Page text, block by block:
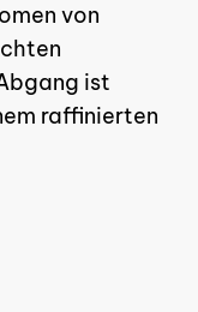
von
ist
raffinierten